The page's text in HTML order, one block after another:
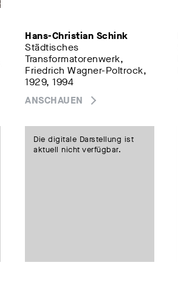
Hans-Christian Schink
Städtisches
Transformatorenwerk,
Friedrich Wagner-Poltrock,
1929, 1994
ANSCHAUEN
Die digitale Darstellung ist
aktuell nicht verfügbar.